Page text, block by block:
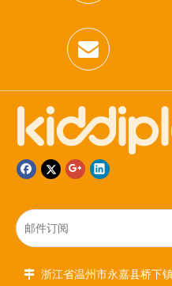
 浙江省温州市永嘉县桥下